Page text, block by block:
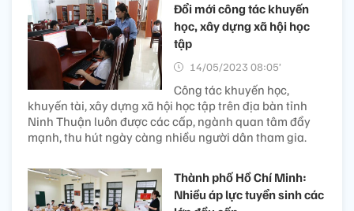
Đổi mới công tác khuyến
học, xây dựng xã hội học
tập
14/05/2023 08:05’
Công tác khuyến học,
khuyến tài, xây dựng xã hội học tập trên địa bàn tỉnh
Ninh Thuận luôn được các cấp, ngành quan tâm đẩy
mạnh, thu hút ngày càng nhiều người dân tham gia.
Thành phố Hồ Chí Minh:
Nhiều áp lực tuyển sinh các